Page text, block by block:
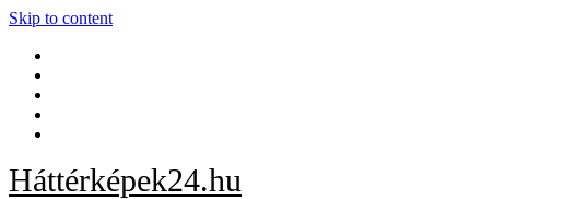
Skip to content
Háttérképek24.hu